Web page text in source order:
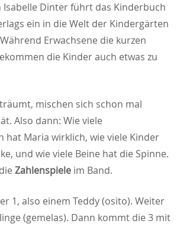
Isabelle Dinter führt das Kinderbuch
ein in die Welt der Kindergärten
Erwachsene die kurzen
die Kinder auch etwas zu
mischen sich schon mal
Also dann: Wie viele
hat Maria wirklich, wie viele Kinder
und wie viele Beine hat die Spinne.
Zahlenspiele im Band.
1, also einem Teddy (osito). Weiter
(gemelas). Dann kommt die 3 mit